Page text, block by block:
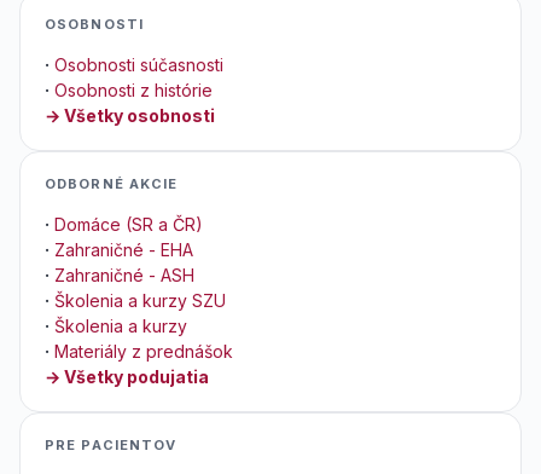
OSOBNOSTI
· Osobnosti súčasnosti
· Osobnosti z histórie
→ Všetky osobnosti
ODBORNÉ AKCIE
· Domáce (SR a ČR)
· Zahraničné - EHA
· Zahraničné - ASH
· Školenia a kurzy SZU
· Školenia a kurzy
· Materiály z prednášok
→ Všetky podujatia
PRE PACIENTOV